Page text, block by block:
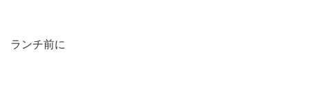
ランチ前に